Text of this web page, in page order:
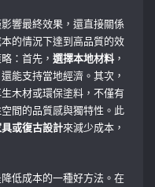
響最終效果，還直接關係
的情況下達到高品質的效
：首先，選擇本地材料 ，
能支持當地經濟。其次，
木材或環保塗料，不僅有
間的品質感與獨特性。此
或復古設計來減少成本，
低成本的一種好方法。在